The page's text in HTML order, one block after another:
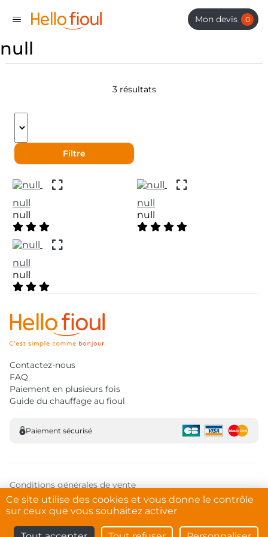
Mon devis 0
null
3 résultats
Filtre
null
null
3,6 out of 5 Customer Rating
null
null
4 out of 5 Customer Rating
null
null
3,4 out of 5 Customer Rating
Contactez-nous
FAQ
Paiement en plusieurs fois
Guide du chauffage au fioul
Paiement sécurisé
Conditions générales de vente
Mentions légales
Documentation des cookies
Conditions générales d'utilisation
Ce site utilise des cookies et vous donne le contrôle
sur ceux que vous souhaitez activer